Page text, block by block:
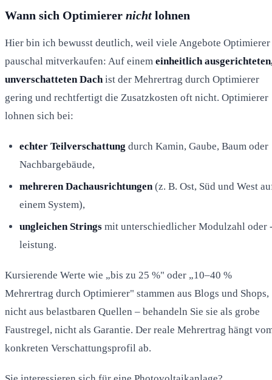
Wann sich Optimierer nicht lohnen
Hier bin ich bewusst deutlich, weil viele Angebote Optimierer
pauschal mitverkaufen: Auf einem einheitlich
unverschatteten Dach ist der Mehrertrag durch Optimierer
gering und rechtfertigt die Zusatzkosten oft nicht. Optimierer
lohnen sich bei:
echter Teilverschattung durch Kamin, Gaube, Baum oder
Nachbargebäude,
mehreren Dachausrichtungen (z. B. Ost, Süd und West
einem System),
ungleichen Strings mit unterschiedlicher Modulzahl oder
leistung.
Kursierende Werte wie „bis zu 25 %" oder „10–40 %
Mehrertrag durch Optimierer" stammen aus Blogs und Shops,
nicht aus belastbaren Quellen – behandeln Sie sie als grobe
Faustregel, nicht als Garantie. Der reale Mehrertrag hängt
konkreten Verschattungsprofil ab.